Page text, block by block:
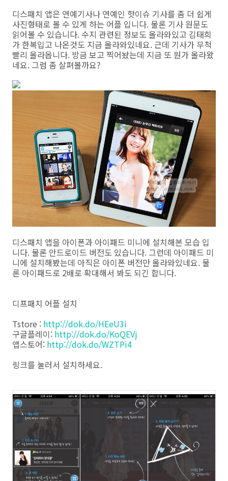
디스패치 앱은 연예기사나 연예인 핫이슈 기사를 좀 더 쉽게
사진형태로 볼 수 있게 하는 어플 입니다. 물론 기사 원문도
읽어볼 수 있습니다. 수지 관련된 정보도 올라와있고 김태희
가 한복입고 나온것도 지금 올라와있네요. 근데 기사가 무척
빨리 올라옵니다. 방금 보고 찍어놨는데 지금 또 뭔가 올라왔
네요. 그럼 좀 살펴볼까요?
디스패치 앱을 아이폰과 아이패드 미니에 설치해본 모습 입
니다. 물론 안드로이드 버전도 있습니다. 그런데 아이패드 미
니에 설치해봤는데 아직은 아이폰 버전만 올라와있네요. 물
론 아이패드로 2배로 확대해서 봐도 되긴 합니다.
디프패치 어플 설치
Tstore : http://dok.do/HEeU3i
구글플레이: http://dok.do/KoQEVj
앱스토어: http://dok.do/WZTPi4
링크를 눌러서 설치하세요.